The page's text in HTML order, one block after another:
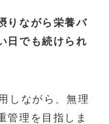
りながら栄養バ
日でも続けられ
しながら、無理
管理を目指しま